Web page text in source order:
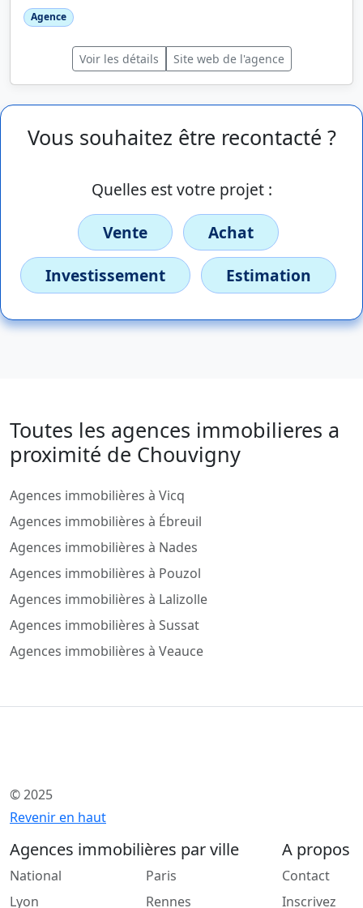
Agence
Voir les détails Site web de l'agence
Vous souhaitez être recontacté ?
Quelles est votre projet :
Vente
Achat
Investissement
Estimation
Toutes les agences immobilieres a
proximité de Chouvigny
Agences immobilières à Vicq
Agences immobilières à Ébreuil
Agences immobilières à Nades
Agences immobilières à Pouzol
Agences immobilières à Lalizolle
Agences immobilières à Sussat
Agences immobilières à Veauce
© 2025
Revenir en haut
Agences immobilières par ville
National
Lyon
Paris
Rennes
A propos
Contact
Inscrivez